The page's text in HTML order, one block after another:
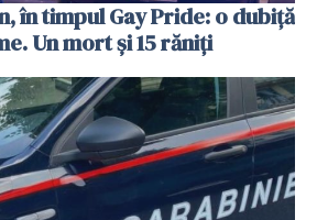
în timpul Gay Pride: o dubiță
Un mort și 15 răniți